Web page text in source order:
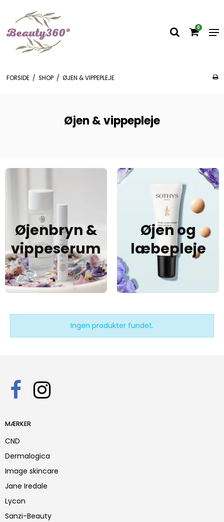
0
FORSIDE / SHOP / ØJEN & VIPPEPLEJE
Øjen & vippepleje
Øjenbryn &
vippeserum
Øjen og
læbepleje
Ingen produkter fundet.
MÆRKER
CND
Dermalogica
Image skincare
Jane Iredale
Lycon
Sanzi-Beauty